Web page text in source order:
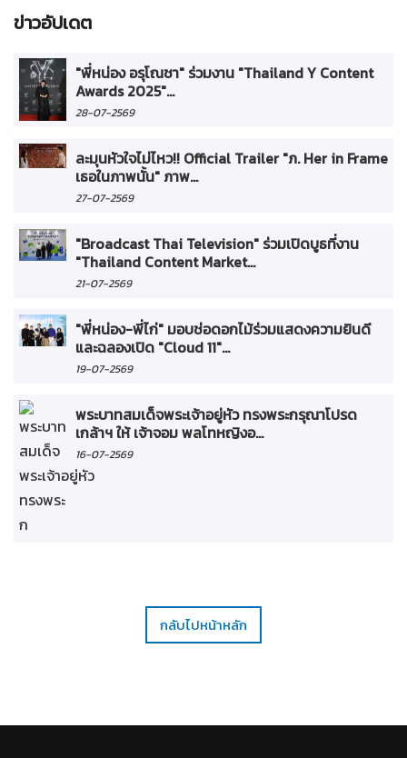
ข่าวอัปเดต
"พี่หน่อง อรุโณชา" ร่วมงาน "Thailand Y Content
Awards 2025"...
28-07-2569
ละมุนหัวใจไม่ไหว!! Official Trailer "ภ. Her in Frame
เธอในภาพนั้น" ภาพ...
27-07-2569
"Broadcast Thai Television" ร่วมเปิดบูธที่งาน
"Thailand Content Market...
21-07-2569
"พี่หน่อง-พี่ไก่" มอบช่อดอกไม้ร่วมแสดงความยินดี
และฉลองเปิด "Cloud 11"...
19-07-2569
พระบาทสมเด็จพระเจ้าอยู่หัว ทรงพระกรุณาโปรด
เกล้าฯ ให้ เจ้าจอม พลโทหญิงอ...
16-07-2569
กลับไปหน้าหลัก